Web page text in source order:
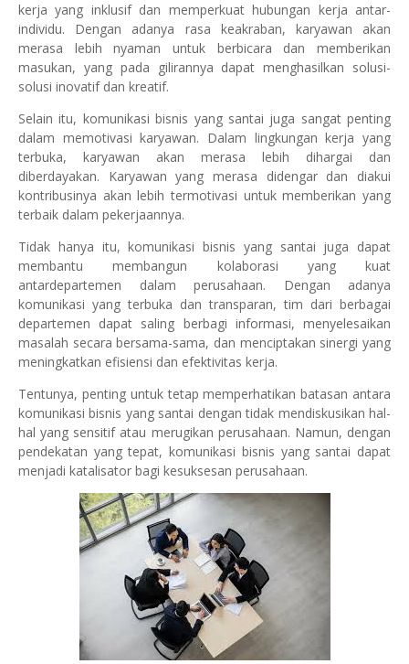
kerja yang inklusif dan memperkuat hubungan kerja antar-
individu. Dengan adanya rasa keakraban, karyawan akan
merasa lebih nyaman untuk berbicara dan memberikan
masukan, yang pada gilirannya dapat menghasilkan solusi-
solusi inovatif dan kreatif.
Selain itu, komunikasi bisnis yang santai juga sangat penting
dalam memotivasi karyawan. Dalam lingkungan kerja yang
terbuka, karyawan akan merasa lebih dihargai dan
diberdayakan. Karyawan yang merasa didengar dan diakui
kontribusinya akan lebih termotivasi untuk memberikan yang
terbaik dalam pekerjaannya.
Tidak hanya itu, komunikasi bisnis yang santai juga dapat
membantu membangun kolaborasi yang kuat
antardepartemen dalam perusahaan. Dengan adanya
komunikasi yang terbuka dan transparan, tim dari berbagai
departemen dapat saling berbagi informasi, menyelesaikan
masalah secara bersama-sama, dan menciptakan sinergi yang
meningkatkan efisiensi dan efektivitas kerja.
Tentunya, penting untuk tetap memperhatikan batasan antara
komunikasi bisnis yang santai dengan tidak mendiskusikan hal-
hal yang sensitif atau merugikan perusahaan. Namun, dengan
pendekatan yang tepat, komunikasi bisnis yang santai dapat
menjadi katalisator bagi kesuksesan perusahaan.